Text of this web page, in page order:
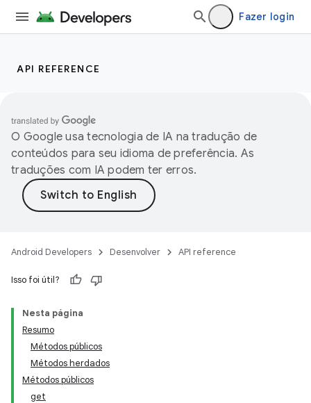
Fazer login
API REFERENCE
O Google usa tecnologia de IA na tradução de
conteúdos para seu idioma de preferência. As
traduções com IA podem ter erros.
Android Developers Desenvolver API reference
Isso foi útil?
Nesta página
Resumo
Métodos públicos
Métodos herdados
Métodos públicos
get